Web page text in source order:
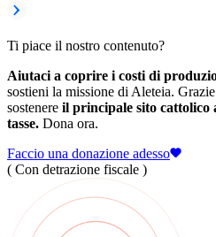
Ti piace il nostro contenuto?
Aiutaci a coprire i costi di
sostieni la missione di Aleteia.
sostenere il principale sito cattolico
tasse. Dona ora.
Faccio una donazione adesso
( Con detrazione fiscale )